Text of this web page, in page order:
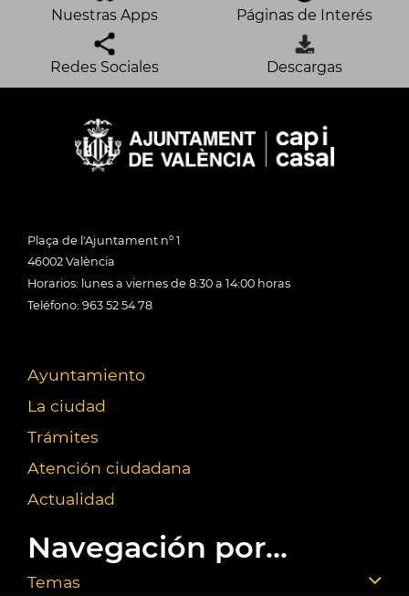
Nuestras Apps Páginas de Interés
Redes Sociales Descargas
Plaça de l'Ajuntament nº 1
46002 València
Horarios: lunes a viernes de 8:30 a 14:00 horas
Teléfono: 963 52 54 78
Ayuntamiento
La ciudad
Trámites
Atención ciudadana
Actualidad
Navegación por...
Temas